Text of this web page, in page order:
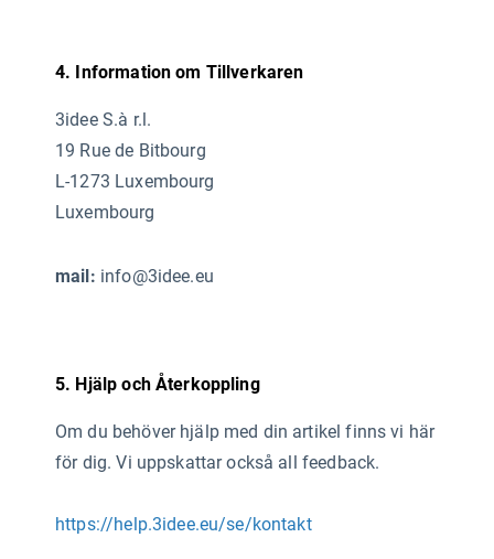
4. Information om Tillverkaren
3idee S.à r.l.
19 Rue de Bitbourg
L-1273 Luxembourg
Luxembourg
mail: info@3idee.eu
5. Hjälp och Återkoppling
Om du behöver hjälp med din artikel finns vi här
för dig. Vi uppskattar också all feedback.
https://help.3idee.eu/se/kontakt